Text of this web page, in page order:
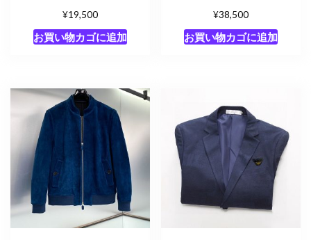
¥19,500
お買い物カゴに追加
¥38,500
お買い物カゴに追加